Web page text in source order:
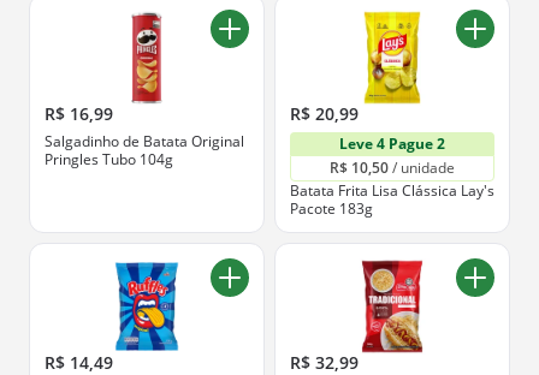
R$ 16,99
Salgadinho de Batata Original
Pringles Tubo 104g
R$ 20,99
Leve 4 Pague 2
R$ 10,50 / unidade
Batata Frita Lisa Clássica Lay's
Pacote 183g
R$ 14,49 R$ 32,99